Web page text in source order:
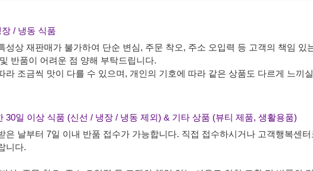
/ 냉동 식품
성상 재판매가 불가하여 단순 변심, 주문 착오, 주소 오입력 등 고객의 책임 있
반품이 어려운 점 양해 부탁드립니다.
라 조금씩 맛이 다를 수 있으며, 개인의 기호에 따라 같은 상품도 다르게 느끼
30일 이상 식품 (신선 / 냉장 / 냉동 제외) & 기타 상품 (뷰티 제품, 생활용품)
은 날부터 7일 이내 반품 접수가 가능합니다. 직접 접수하시거나 고객행복센
니다.